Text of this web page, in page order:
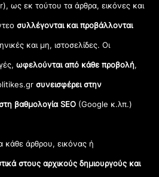
ως εκ τούτου τα άρθρα, εικόνες και
συλλέγονται και προβάλλονται
και μη, ιστοσελίδες. Οι
ωφελούνται από κάθε προβολή,
συνεισφέρει στην
βαθμολογία SEO (Google κ.λπ.)
κάθε άρθρου, εικόνας ή
στους αρχικούς δημιουργούς και